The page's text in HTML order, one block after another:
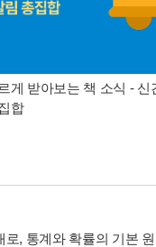
게 받아보는 책 소식 - 신
합
로, 통계와 확률의 기본